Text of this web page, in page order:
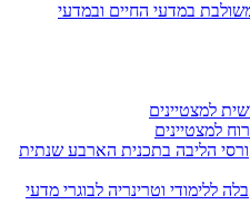
במדעי החיים ובמדעי
למצטיינים
למצטיינים
הליבה בתכנית הארבע שנתית
ללימודי וטרינריה לבוגרי מדעי